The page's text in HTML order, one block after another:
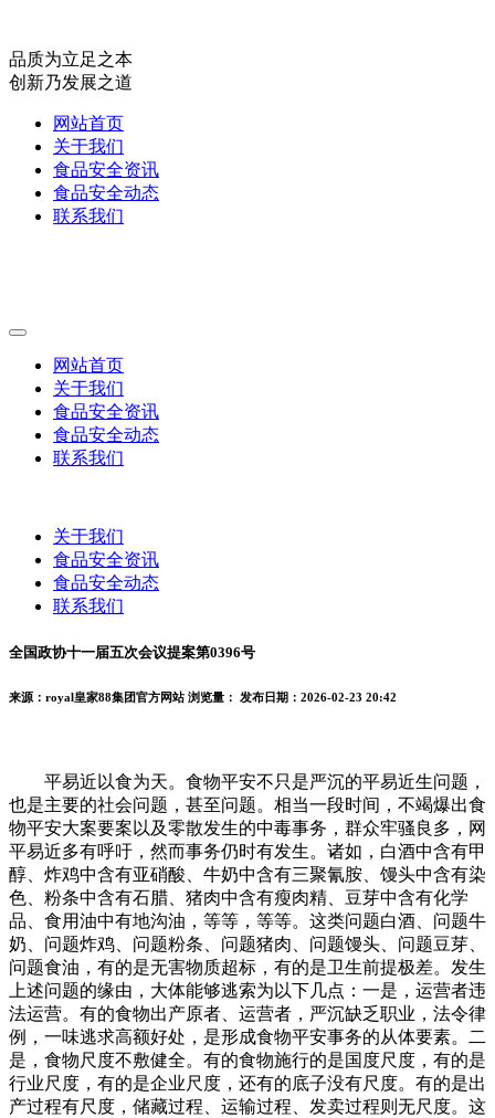
品质为立足之本
创新乃发展之道
网站首页
关于我们
食品安全资讯
食品安全动态
联系我们
网站首页
关于我们
食品安全资讯
食品安全动态
联系我们
关于我们
食品安全资讯
食品安全动态
联系我们
全国政协十一届五次会议提案第0396号
来源：royal皇家88集团官方网站 浏览量： 发布日期：2026-02-23 20:42
平易近以食为天。食物平安不只是严沉的平易近生问题，
也是主要的社会问题，甚至问题。相当一段时间，不竭爆出食
物平安大案要案以及零散发生的中毒事务，群众牢骚良多，网
平易近多有呼吁，然而事务仍时有发生。诸如，白酒中含有甲
醇、炸鸡中含有亚硝酸、牛奶中含有三聚氰胺、馒头中含有染
色、粉条中含有石腊、猪肉中含有瘦肉精、豆芽中含有化学
品、食用油中有地沟油，等等，等等。这类问题白酒、问题牛
奶、问题炸鸡、问题粉条、问题猪肉、问题馒头、问题豆芽、
问题食油，有的是无害物质超标，有的是卫生前提极差。发生
上述问题的缘由，大体能够逃索为以下几点：一是，运营者违
法运营。有的食物出产原者、运营者，严沉缺乏职业，法令律
例，一味逃求高额好处，是形成食物平安事务的从体要素。二
是，食物尺度不敷健全。有的食物施行的是国度尺度，有的是
行业尺度，有的是企业尺度，还有的底子没有尺度。有的是出
产过程有尺度，储藏过程、运输过程、发卖过程则无尺度。这